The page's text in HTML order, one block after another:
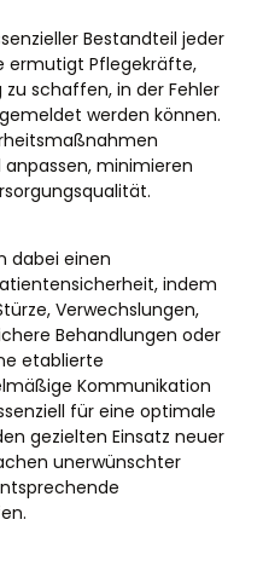
Bestandteil jeder
ermutigt Pflegekräfte,
schaffen, in der Fehler
werden können.
minimieren
dabei einen
indem
Verwechslungen,
Behandlungen oder
etablierte
Kommunikation
für eine optimale
gezielten Einsatz neuer
unerwünschter